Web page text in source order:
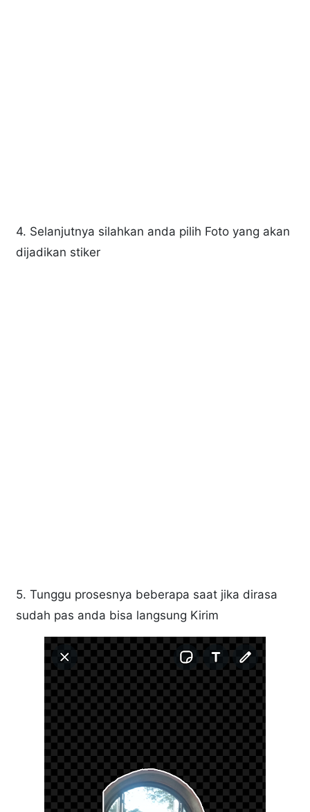
4. Selanjutnya silahkan anda pilih Foto yang akan
dijadikan stiker
5. Tunggu prosesnya beberapa saat jika dirasa
sudah pas anda bisa langsung Kirim